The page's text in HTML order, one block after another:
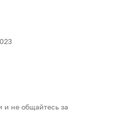
и не общайтесь за